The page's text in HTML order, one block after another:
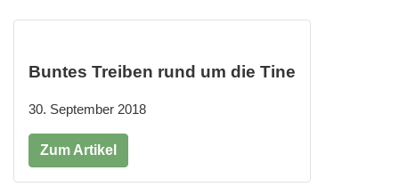
Buntes Treiben rund um die Tine
30. September 2018
Zum Artikel